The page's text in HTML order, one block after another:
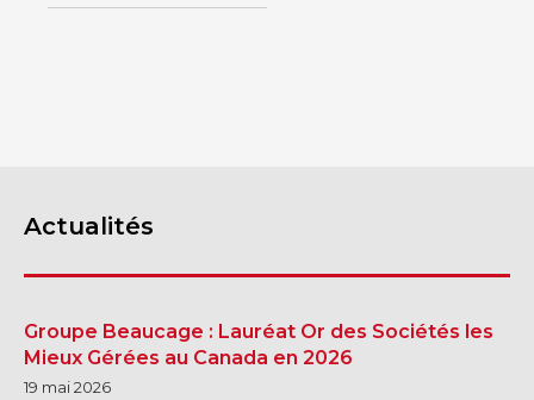
Actualités
Groupe Beaucage : Lauréat Or des Sociétés les
Mieux Gérées au Canada en 2026
19 mai 2026